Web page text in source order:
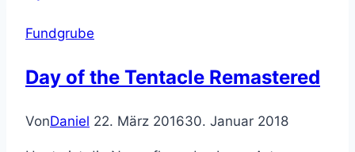
Fundgrube
Day of the Tentacle Remastered
VonDaniel 22. März 201630. Januar 2018